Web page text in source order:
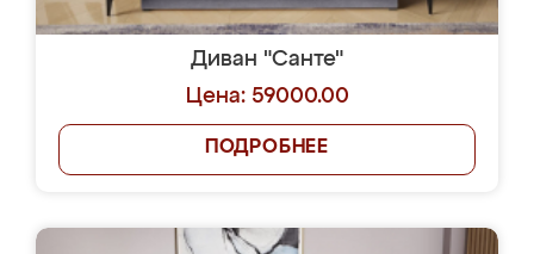
Диван "Санте"
Цена: 59000.00
ПОДРОБНЕЕ